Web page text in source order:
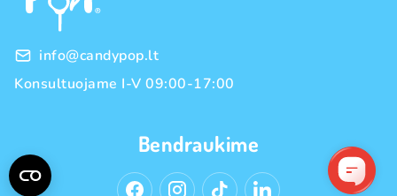
Privatumo politika
info@candypop.lt
Konsultuojame I-V 09:00-17:00
Bendraukime